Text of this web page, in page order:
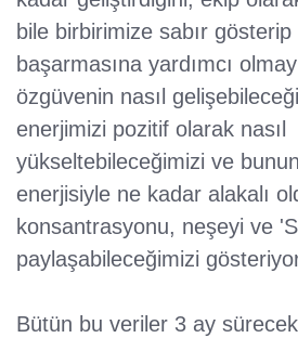
bile birbirimize sabır
başarmasına yardımcı
özgüvenin nasıl
enerjimizi pozitif olarak nasıl
yükseltebileceğimizi ve
enerjisiyle ne kadar alakalı
konsantrasyonu, neşeyi ve
paylaşabileceğimizi
Bütün bu veriler 3 ay